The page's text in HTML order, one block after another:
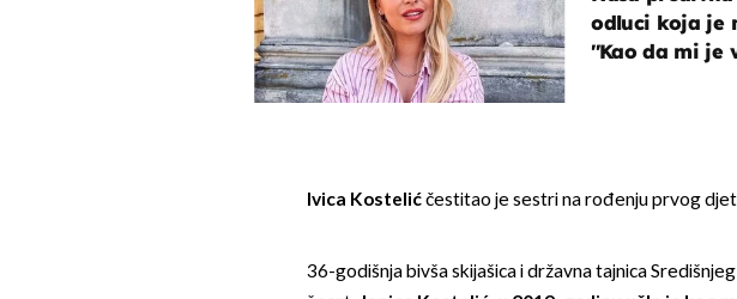
odluci koja je
''Kao da mi je
Ivica Kostelićčestitao je sestri na rođenju prvog
36-godišnja bivša skijašica i državna tajnica